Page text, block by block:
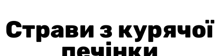
Страви з курячої